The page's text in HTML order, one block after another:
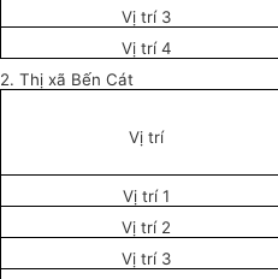
Vị trí 3
Vị trí 4
2. Thị xã Bến Cát
Vị trí
Vị trí 1
Vị trí 2
Vị trí 3